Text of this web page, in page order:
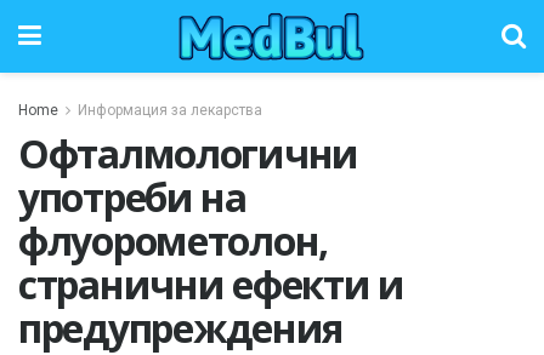
Home Информация за лекарства
Офталмологични
употреби на
флуорометолон,
странични ефекти и
предупреждения